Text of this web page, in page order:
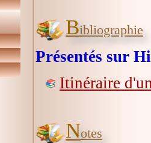
Bibliographie
Présentés sur
Itinéraire
Notes